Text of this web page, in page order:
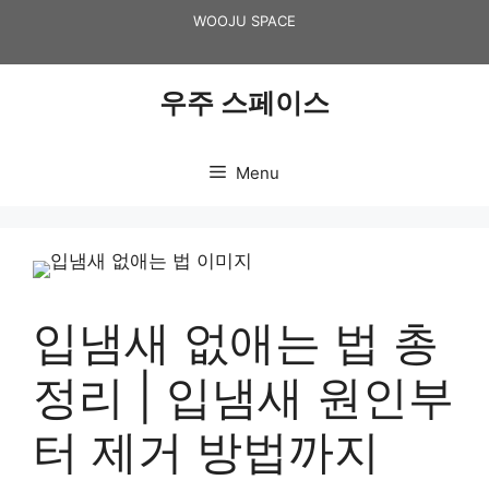
content
WOOJU SPACE
우주 스페이스
Menu
입냄새 없애는 법 총
정리 | 입냄새 원인부
터 제거 방법까지